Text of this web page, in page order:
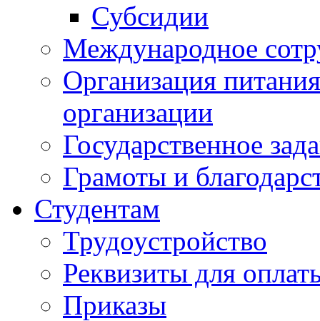
Субсидии
Международное
Организация
организации
Государственное
Грамоты и
Студентам
Трудоустройство
Реквизиты для
Приказы